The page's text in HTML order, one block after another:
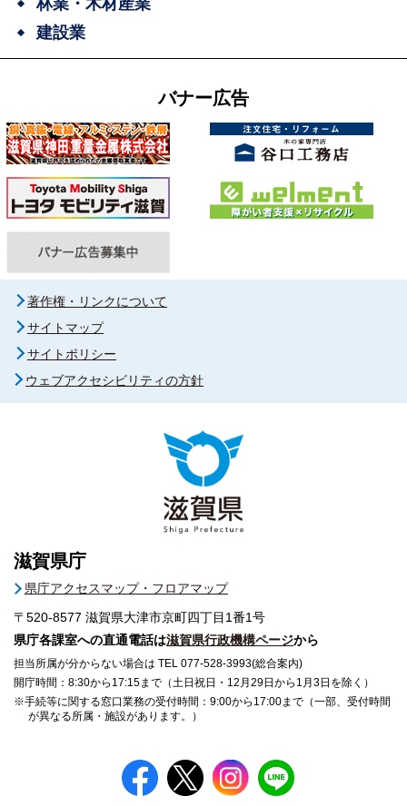
建設業
バナー広告
著作権・リンクについて
サイトマップ
サイトポリシー
ウェブアクセシビリティの方針
滋賀県庁
県庁アクセスマップ・フロアマップ
〒520-8577 滋賀県大津市京町四丁目1番1号
県庁各課室への直通電話は滋賀県行政機構ページから
担当所属が分からない場合は TEL 077-528-3993(総合案内)
開庁時間：8:30から17:15まで（土日祝日・12月29日から1月3日を除く）
※手続等に関する窓口業務の受付時間：9:00から17:00まで（一部、受付時間
が異なる所属・施設があります。）